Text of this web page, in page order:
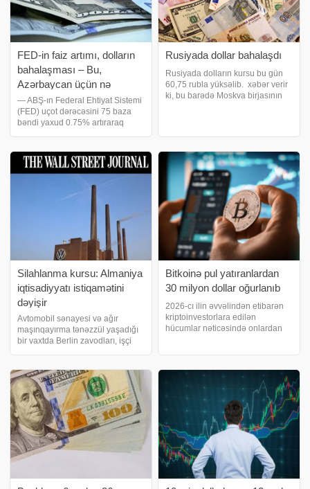
FED-in faiz artımı, dolların
bahalaşması – Bu,
Azərbaycan üçün nə
deməkdir?
— ABŞ-ın Federal Ehtiyat Sistemi
(FED) uçot dərəcəsini 75 baza
bəndi yaxud 0.75% artıraraq
birjalarında ABŞ valyutası əksər
valyutalar qarşısında
bahalaşmağa başladı. Dünyanı
Rusiyada dollar bahalaşdı
Rusiyada dolların kursu bu gün
60,75 rubla yüksəlib. xəbər verir
ki, bu barədə Moskva birjasının
satışını məhdudlaşdırıb və ölk
Silahlanma kursu: Almaniya
iqtisadiyyatı istiqamətini
dəyişir
Avtomobil sənayesi və ağır
maşınqayırma tənəzzül yaşadığı
bir vaxtda Berlin zavodları, işçi
BERLİN. İxrac modelinin sıradan
çıxması fonunda Almaniya
avtomobillərdə
Bitkoinə pul yatıranlardan
30 milyon dollar oğurlanıb
2026-cı ilin əvvəlindən etibarən
kriptoinvestorlara edilən
hücumlar nəticəsində onlardan
şirkəti yazır. Məqalədə qeyd
olunu